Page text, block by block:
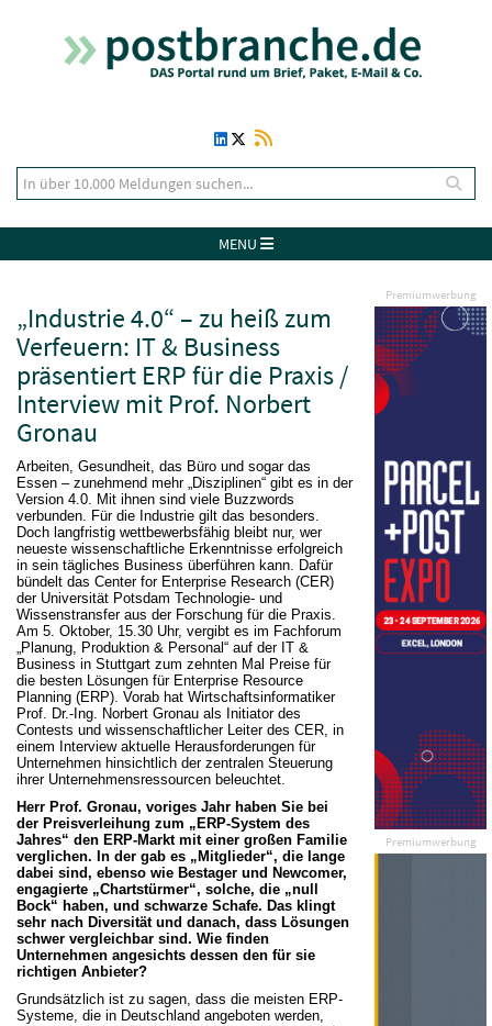
MENU
Premiumwerbung
Premiumwerbung
„Industrie 4.0“ – zu heiß zum
Verfeuern: IT & Business
präsentiert ERP für die Praxis /
Interview mit Prof. Norbert
Gronau
Arbeiten, Gesundheit, das Büro und sogar das
Essen – zunehmend mehr „Disziplinen“ gibt es in der
Version 4.0. Mit ihnen sind viele Buzzwords
verbunden. Für die Industrie gilt das besonders.
Doch langfristig wettbewerbsfähig bleibt nur, wer
neueste wissenschaftliche Erkenntnisse erfolgreich
in sein tägliches Business überführen kann. Dafür
bündelt das Center for Enterprise Research (CER)
der Universität Potsdam Technologie- und
Wissenstransfer aus der Forschung für die Praxis.
Am 5. Oktober, 15.30 Uhr, vergibt es im Fachforum
„Planung, Produktion & Personal“ auf der IT &
Business in Stuttgart zum zehnten Mal Preise für
die besten Lösungen für Enterprise Resource
Planning (ERP). Vorab hat Wirtschaftsinformatiker
Prof. Dr.-Ing. Norbert Gronau als Initiator des
Contests und wissenschaftlicher Leiter des CER, in
einem Interview aktuelle Herausforderungen für
Unternehmen hinsichtlich der zentralen Steuerung
ihrer Unternehmensressourcen beleuchtet.
Herr Prof. Gronau, voriges Jahr haben Sie bei
der Preisverleihung zum „ERP-System des
Jahres“ den ERP-Markt mit einer großen Familie
verglichen. In der gab es „Mitglieder“, die lange
dabei sind, ebenso wie Bestager und Newcomer,
engagierte „Chartstürmer“, solche, die „null
Bock“ haben, und schwarze Schafe. Das klingt
sehr nach Diversität und danach, dass Lösungen
schwer vergleichbar sind. Wie finden
Unternehmen angesichts dessen den für sie
richtigen Anbieter?
Grundsätzlich ist zu sagen, dass die meisten ERP-
Systeme, die in Deutschland angeboten werden,